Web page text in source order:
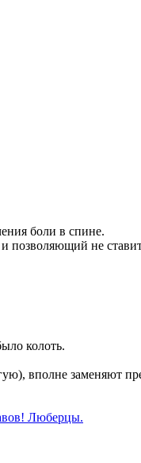
боли в спине.
не
колоть.
вполне
Люберцы.